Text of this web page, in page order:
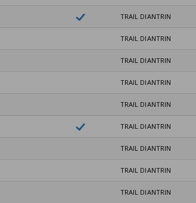
TRAIL DIANTRIN
TRAIL DIANTRIN
TRAIL DIANTRIN
TRAIL DIANTRIN
TRAIL DIANTRIN
TRAIL DIANTRIN
TRAIL DIANTRIN
TRAIL DIANTRIN
TRAIL DIANTRIN